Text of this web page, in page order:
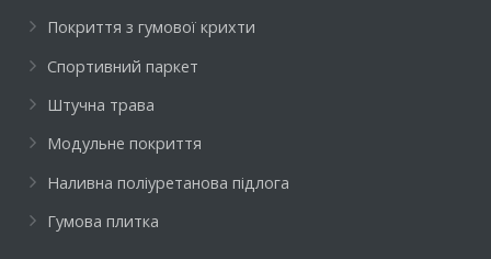
Покриття з гумової крихти
Спортивний паркет
Штучна трава
Модульне покриття
Наливна поліуретанова підлога
Гумова плитка